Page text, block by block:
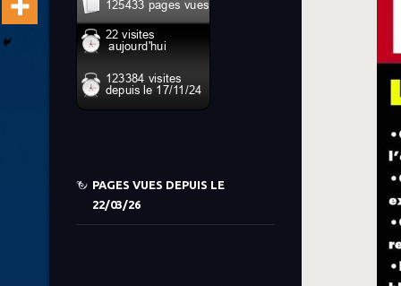
PAGES VUES DEPUIS LE
22/03/26